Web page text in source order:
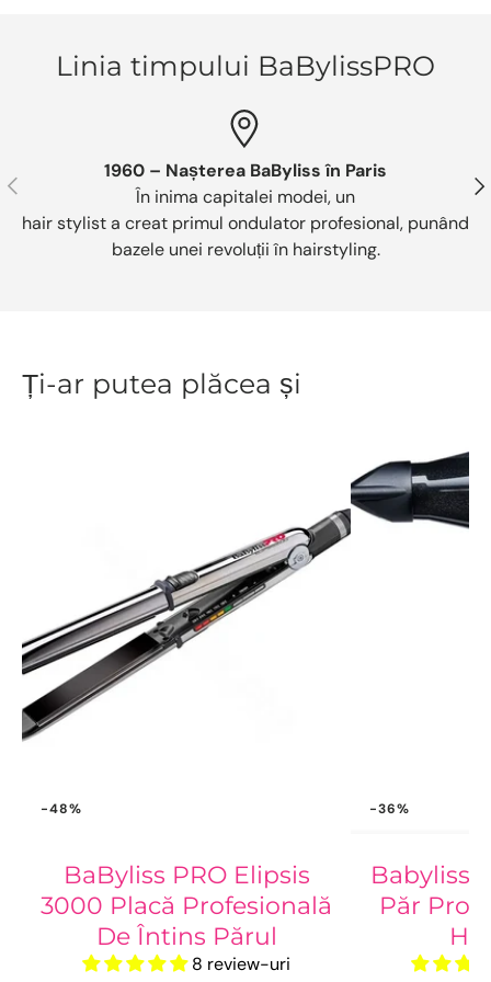
Linia timpului BaBylissPRO
Anterior
1960 – Nașterea BaByliss în Paris
În inima capitalei modei, un
hair stylist a creat primul ondulator profesional, punând
bazele unei revoluții în hairstyling.
Ți-ar putea plăcea și
-48%
BaByliss PRO Elipsis
3000 Placă Profesională
De Întins Părul
8 review-uri
-36%
Babyliss
Păr